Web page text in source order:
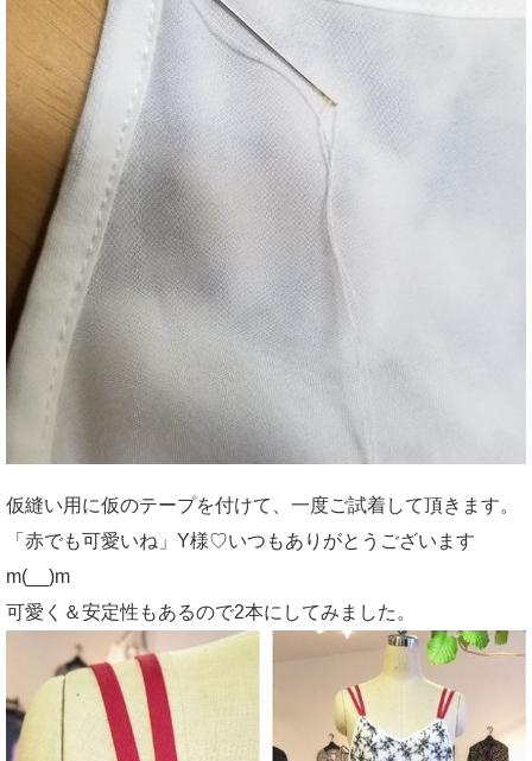
仮縫い用に仮のテープを付けて、一度ご試着して頂きます。
「赤でも可愛いね」Y様♡いつもありがとうございます
m(__)m
可愛く＆安定性もあるので2本にしてみました。